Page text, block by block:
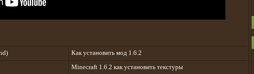
Как установить мод 1.6.2
Minecraft 1.6.2 как установить текстуры